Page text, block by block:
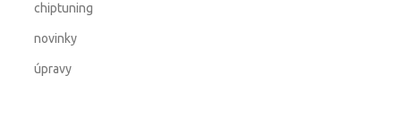
chiptuning
novinky
úpravy